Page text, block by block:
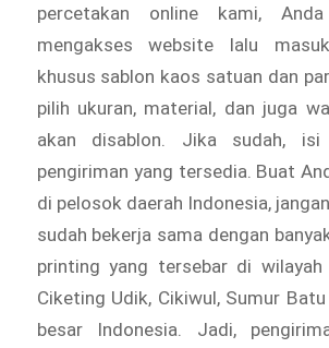
percetakan online kami,
mengakses website lalu
khusus sablon kaos satuan dan
pilih ukuran, material, dan juga
akan disablon. Jika sudah,
pengiriman yang tersedia. Buat
di pelosok daerah Indonesia,
sudah bekerja sama dengan
printing yang tersebar di wilayah
Ciketing Udik, Cikiwul, Sumur
besar Indonesia. Jadi,